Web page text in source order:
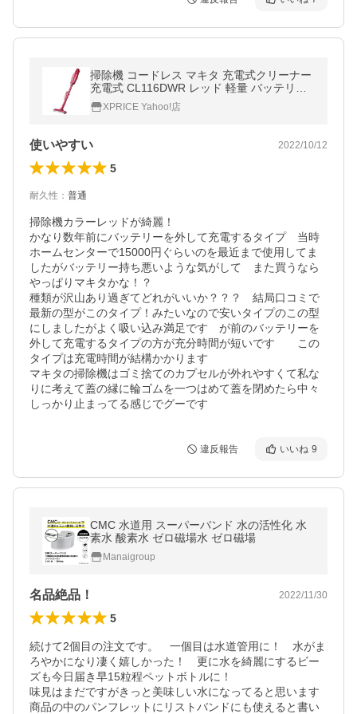
掃除機 コードレス マキタ 充電式クリーナー
充電式 CL116DWR レッド 軽量 バッテリー
内蔵 スティッククリーナー ハンディクリー
ナー 軽量 makita 新生活
XPRICE Yahoo!店
使いやすい 2022/10/12
5
耐久性 ： 普通
掃除機カラーレッドが綺麗！
かなり数年前にバッテリーを外して充電するタイプ　当時
ホームセンターで15000円ぐらいのを最近まで使用してま
したがバッテリー持ち悪いような気がして　また買うなら
やっぱりマキタかな！？
種類が沢山あり過ぎてどれがいいか？？？　結局口コミで
最新の型がこのタイプ！みたいなので安いタイプのこの型
にしましたがよく吸い込み満足です　が前のバッテリーを
外して充電するタイプの方が充分時間が短いです　　この
タイプは充電時間が結構かかります
マキタの掃除機はゴミ捨てのカプセルが外れやすくて私な
りに考えて蓋の縁に輪ゴムを一つはめて蓋を閉めたら中々
しっかり止まってる感じでグーです
違反報告 いいね 9
CMC 水道用 スーパーバンド 水の活性化 水
素水 酸素水 ゼロ磁場水 ゼロ磁場
Manaigroup
名品絶品！ 2022/11/30
5
続けて2個目の注文です。　一個目は水道管用に！　水がま
ろやかになり凄く嬉しかった！　更に水を綺麗にするビー
ズも今日届き早15粒程ペットボトルに！
味見はまだですがきっと美味しい水になってると思います
商品の中のパンフレットにリストバンドにも使えると書い